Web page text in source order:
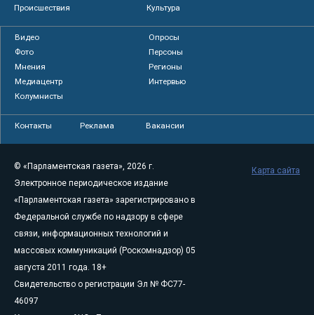
Происшествия
Культура
Видео
Опросы
Фото
Персоны
Мнения
Регионы
Медиацентр
Интервью
Колумнисты
Контакты Реклама Вакансии
© «Парламентская газета», 2026 г.
Электронное периодическое издание
«Парламентская газета» зарегистрировано в
Федеральной службе по надзору в сфере
связи, информационных технологий и
массовых коммуникаций (Роскомнадзор) 05
августа 2011 года. 18+
Свидетельство о регистрации Эл № ФС77-
46097
Карта сайта